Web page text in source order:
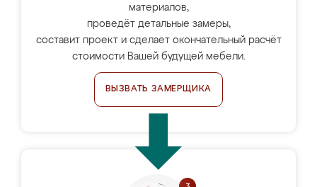
материалов,
проведёт детальные замеры,
составит проект и сделает окончательный расчёт
стоимости Вашей будущей мебели.
ВЫЗВАТЬ ЗАМЕРЩИКА